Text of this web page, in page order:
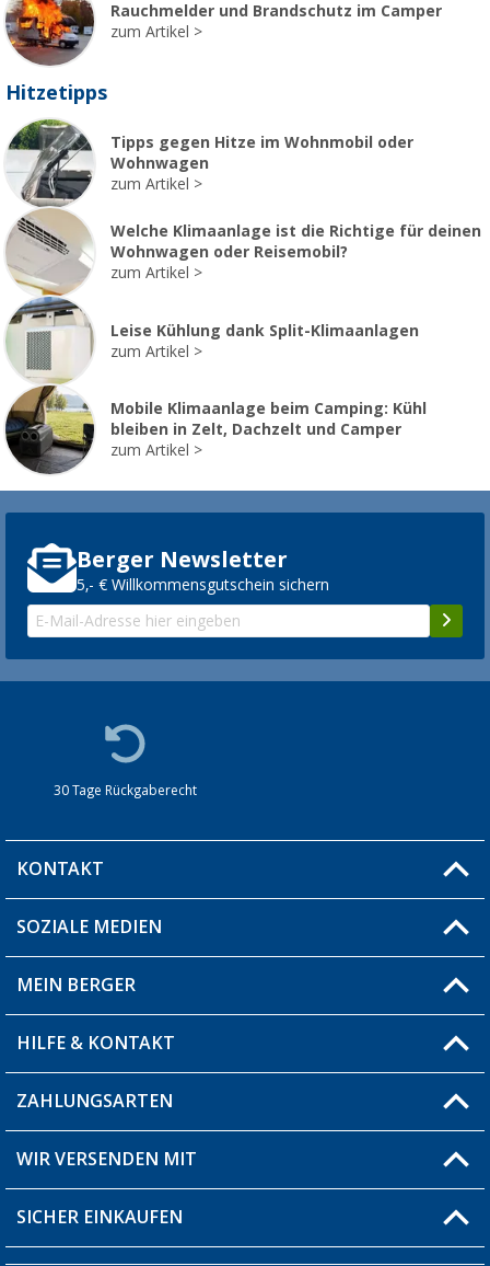
Rauchmelder und Brandschutz im Camper
zum Artikel
Hitzetipps
Tipps gegen Hitze im Wohnmobil oder
Wohnwagen
zum Artikel
Welche Klimaanlage ist die Richtige für deinen
Wohnwagen oder Reisemobil?
zum Artikel
Leise Kühlung dank Split-Klimaanlagen
zum Artikel
Mobile Klimaanlage beim Camping: Kühl
bleiben in Zelt, Dachzelt und Camper
zum Artikel
Berger Newsletter
5,- € Willkommensgutschein sichern
30 Tage Rückgaberecht
KONTAKT
Du hast eine Frage?
Filiale finden
SOZIALE MEDIEN
MEIN BERGER
Blog
Produkttester
Über uns
HILFE & KONTAKT
Fragen & Antworten / FAQ
Versandinformationen
Bestellstatus
ZAHLUNGSARTEN
WIR VERSENDEN MIT
SICHER EINKAUFEN